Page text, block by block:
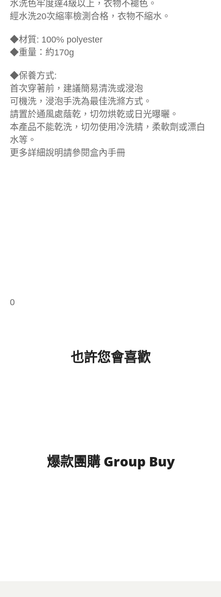
水洗色牢度達4級以上，衣物不褪色。
經水洗20次縮率檢測合格，衣物不縮水。
◆材質: 100% polyester
◆重量：約170g
◆保養方式:
首次穿著前，建議簡易清洗或浸泡
可機洗，浸泡手洗為最佳洗滌方式。
請置於通風處蔭乾，切勿烘乾或日光曝曬。
本產品不能乾洗，切勿使用冷洗精，柔軟劑或漂白
水等。
更多詳細說明請參閱盒內手冊
0
也許您會喜歡
爆款團購 Group Buy